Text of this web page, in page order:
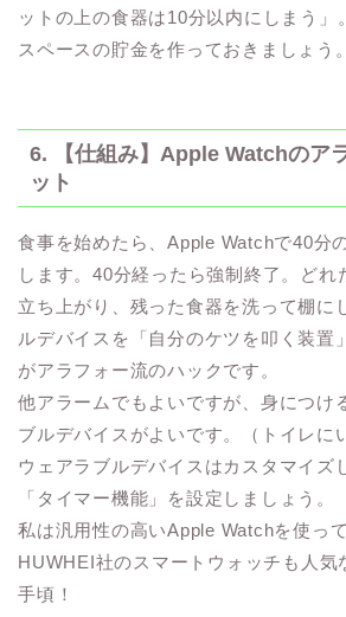
ットの上の食器は10分以内にしまう」
スペースの貯金を作っておきましょう。
6. 【仕組み】Apple Watchのア
ット
食事を始めたら、Apple Watchで40分
します。40分経ったら強制終了。どれ
立ち上がり、残った食器を洗って棚に
ルデバイスを「自分のケツを叩く装置
がアラフォー流のハックです。
他アラームでもよいですが、身につけ
ブルデバイスがよいです。（トイレに
ウェアラブルデバイスはカスタマイズ
「タイマー機能」を設定しましょう。
私は汎用性の高いApple Watchを使っ
HUWHEI社のスマートウォッチも人気
手頃！